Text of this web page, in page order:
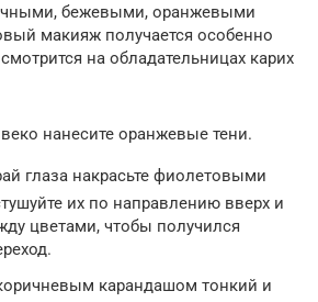
бежевыми, оранжевыми
макияж получается особенно
на обладательницах карих
нанесите оранжевые тени.
глаза накрасьте фиолетовыми
их по направлению вверх и
цветами, чтобы получился
карандашом тонкий и